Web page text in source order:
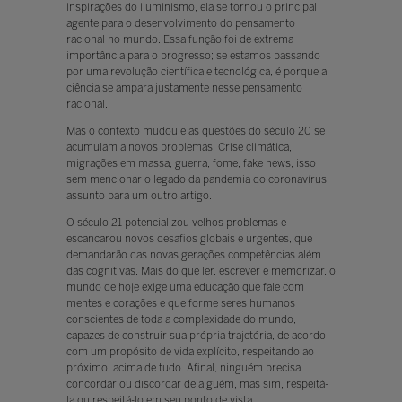
inspirações do iluminismo, ela se tornou o principal
agente para o desenvolvimento do pensamento
racional no mundo. Essa função foi de extrema
importância para o progresso; se estamos passando
por uma revolução científica e tecnológica, é porque a
ciência se ampara justamente nesse pensamento
racional.
Mas o contexto mudou e as questões do século 20 se
acumulam a novos problemas. Crise climática,
migrações em massa, guerra, fome, fake news, isso
sem mencionar o legado da pandemia do coronavírus,
assunto para um outro artigo.
O século 21 potencializou velhos problemas e
escancarou novos desafios globais e urgentes, que
demandarão das novas gerações competências além
das cognitivas. Mais do que ler, escrever e memorizar, o
mundo de hoje exige uma educação que fale com
mentes e corações e que forme seres humanos
conscientes de toda a complexidade do mundo,
capazes de construir sua própria trajetória, de acordo
com um propósito de vida explícito, respeitando ao
próximo, acima de tudo. Afinal, ninguém precisa
concordar ou discordar de alguém, mas sim, respeitá-